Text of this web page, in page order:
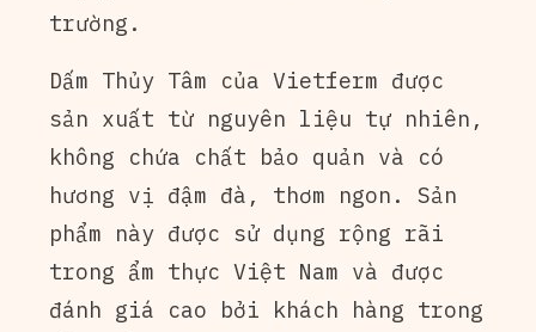
trường.
Dấm Thủy Tâm của Vietferm được
sản xuất từ nguyên liệu tự nhiên,
không chứa chất bảo quản và có
hương vị đậm đà, thơm ngon. Sản
phẩm này được sử dụng rộng rãi
trong ẩm thực Việt Nam và được
đánh giá cao bởi khách hàng trong